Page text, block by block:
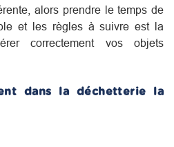
alors prendre le temps de
et les règles à suivre est la
correctement vos objets
dans la déchetterie la